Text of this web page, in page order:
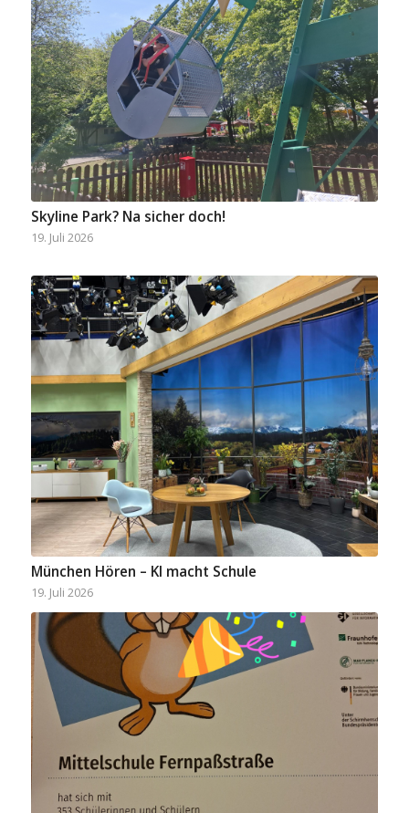
Skyline Park? Na sicher doch!
19. Juli 2026
München Hören – KI macht Schule
19. Juli 2026